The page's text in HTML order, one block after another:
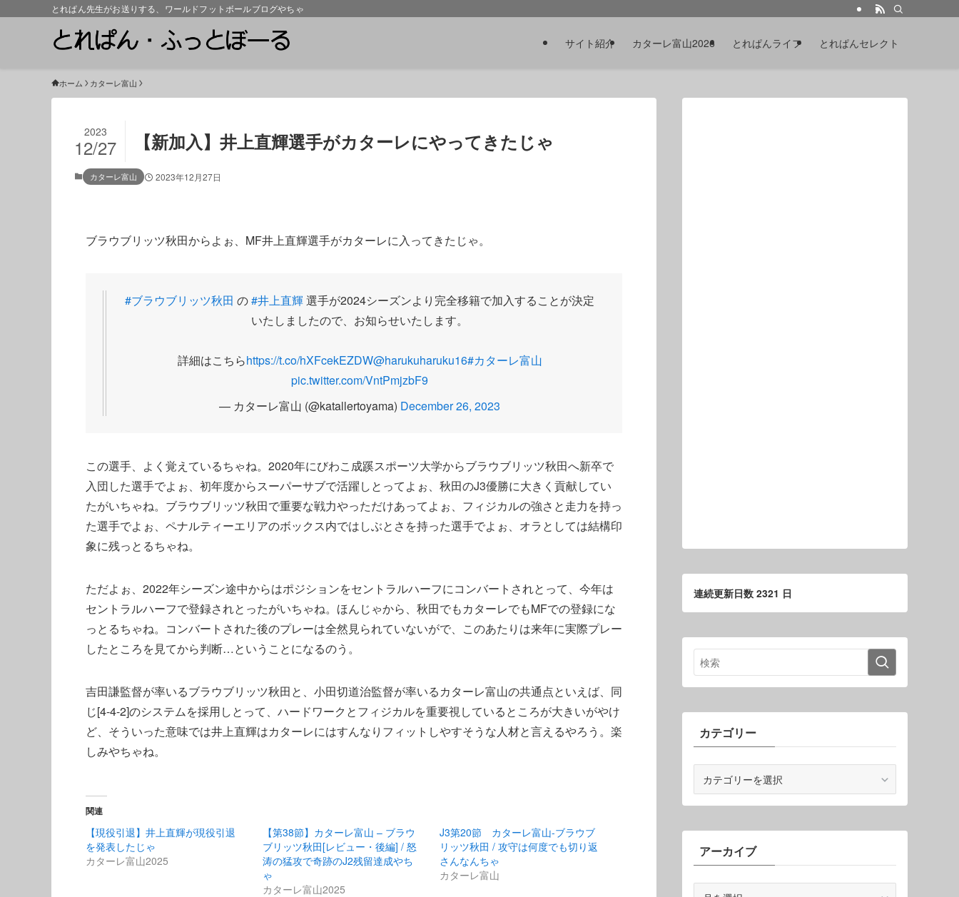
とれぱん先生がお送りする、ワールドフットボールブログやちゃ
サイト紹介 カターレ富山2026 とれぱんライフ とれぱんセレクト
ホーム カターレ富山
【新加入】井上直輝選手がカターレにやってきたじゃ
2023
12/27
カターレ富山 2023年12月27日
ブラウブリッツ秋田からよぉ、MF井上直輝選手がカターレに入ってきたじゃ。
#ブラウブリッツ秋田 の#井上直輝選手が2024シーズンより完全移籍で加入することが決定
いたしましたので、お知らせいたします。
詳細はこちらhttps://t.co/hXFcekEZDW@harukuharuku16#カターレ富山
pic.twitter.com/VntPmjzbF9
— カターレ富山 (@katallertoyama) December 26, 2023
この選手、よく覚えているちゃね。2020年にびわこ成蹊スポーツ大学からブラウブリッツ秋田へ新卒で
入団した選手でよぉ、初年度からスーパーサブで活躍しとってよぉ、秋田のJ3優勝に大きく貢献してい
たがいちゃね。ブラウブリッツ秋田で重要な戦力やっただけあってよぉ、フィジカルの強さと走力を持っ
た選手でよぉ、ペナルティーエリアのボックス内ではしぶとさを持った選手でよぉ、オラとしては結構印
象に残っとるちゃね。
ただよぉ、2022年シーズン途中からはポジションをセントラルハーフにコンバートされとって、今年は
セントラルハーフで登録されとったがいちゃね。ほんじゃから、秋田でもカターレでもMFでの登録にな
っとるちゃね。コンバートされた後のプレーは全然見られていないがで、このあたりは来年に実際プレー
したところを見てから判断…ということになるのう。
吉田謙監督が率いるブラウブリッツ秋田と、小田切道治監督が率いるカターレ富山の共通点といえば、同
じ[4-4-2]のシステムを採用しとって、ハードワークとフィジカルを重要視しているところが大きいがやけ
ど、そういった意味では井上直輝はカターレにはすんなりフィットしやすそうな人材と言えるやろう。楽
しみやちゃね。
関連
【現役引退】井上直輝が現役引退
を発表したじゃ
カターレ富山2025
【第38節】カターレ富山 – ブラウ
ブリッツ秋田[レビュー・後編] / 怒
涛の猛攻で奇跡のJ2残留達成やち
ゃ
カターレ富山2025
J3第20節 カターレ富山-ブラウブ
リッツ秋田 / 攻守は何度でも切り返
さんなんちゃ
カターレ富山
連続更新日数 2321 日
カテゴリー
ゴ
ー
アーカイブ